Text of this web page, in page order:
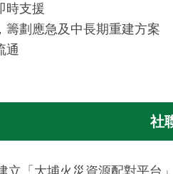
時支援
籌劃應急及中長期重建方案
通
社